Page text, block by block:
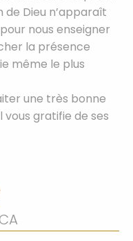
Dieu n’apparaît
nous enseigner
la présence
même le plus
une très bonne
vous gratifie de ses